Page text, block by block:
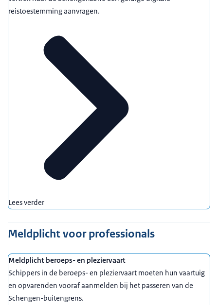
reistoestemming aanvragen.
Lees verder
Meldplicht voor professionals
Meldplicht beroeps- en pleziervaart
Schippers in de beroeps- en pleziervaart moeten hun vaartuig
en opvarenden vooraf aanmelden bij het passeren van de
Schengen-buitengrens.